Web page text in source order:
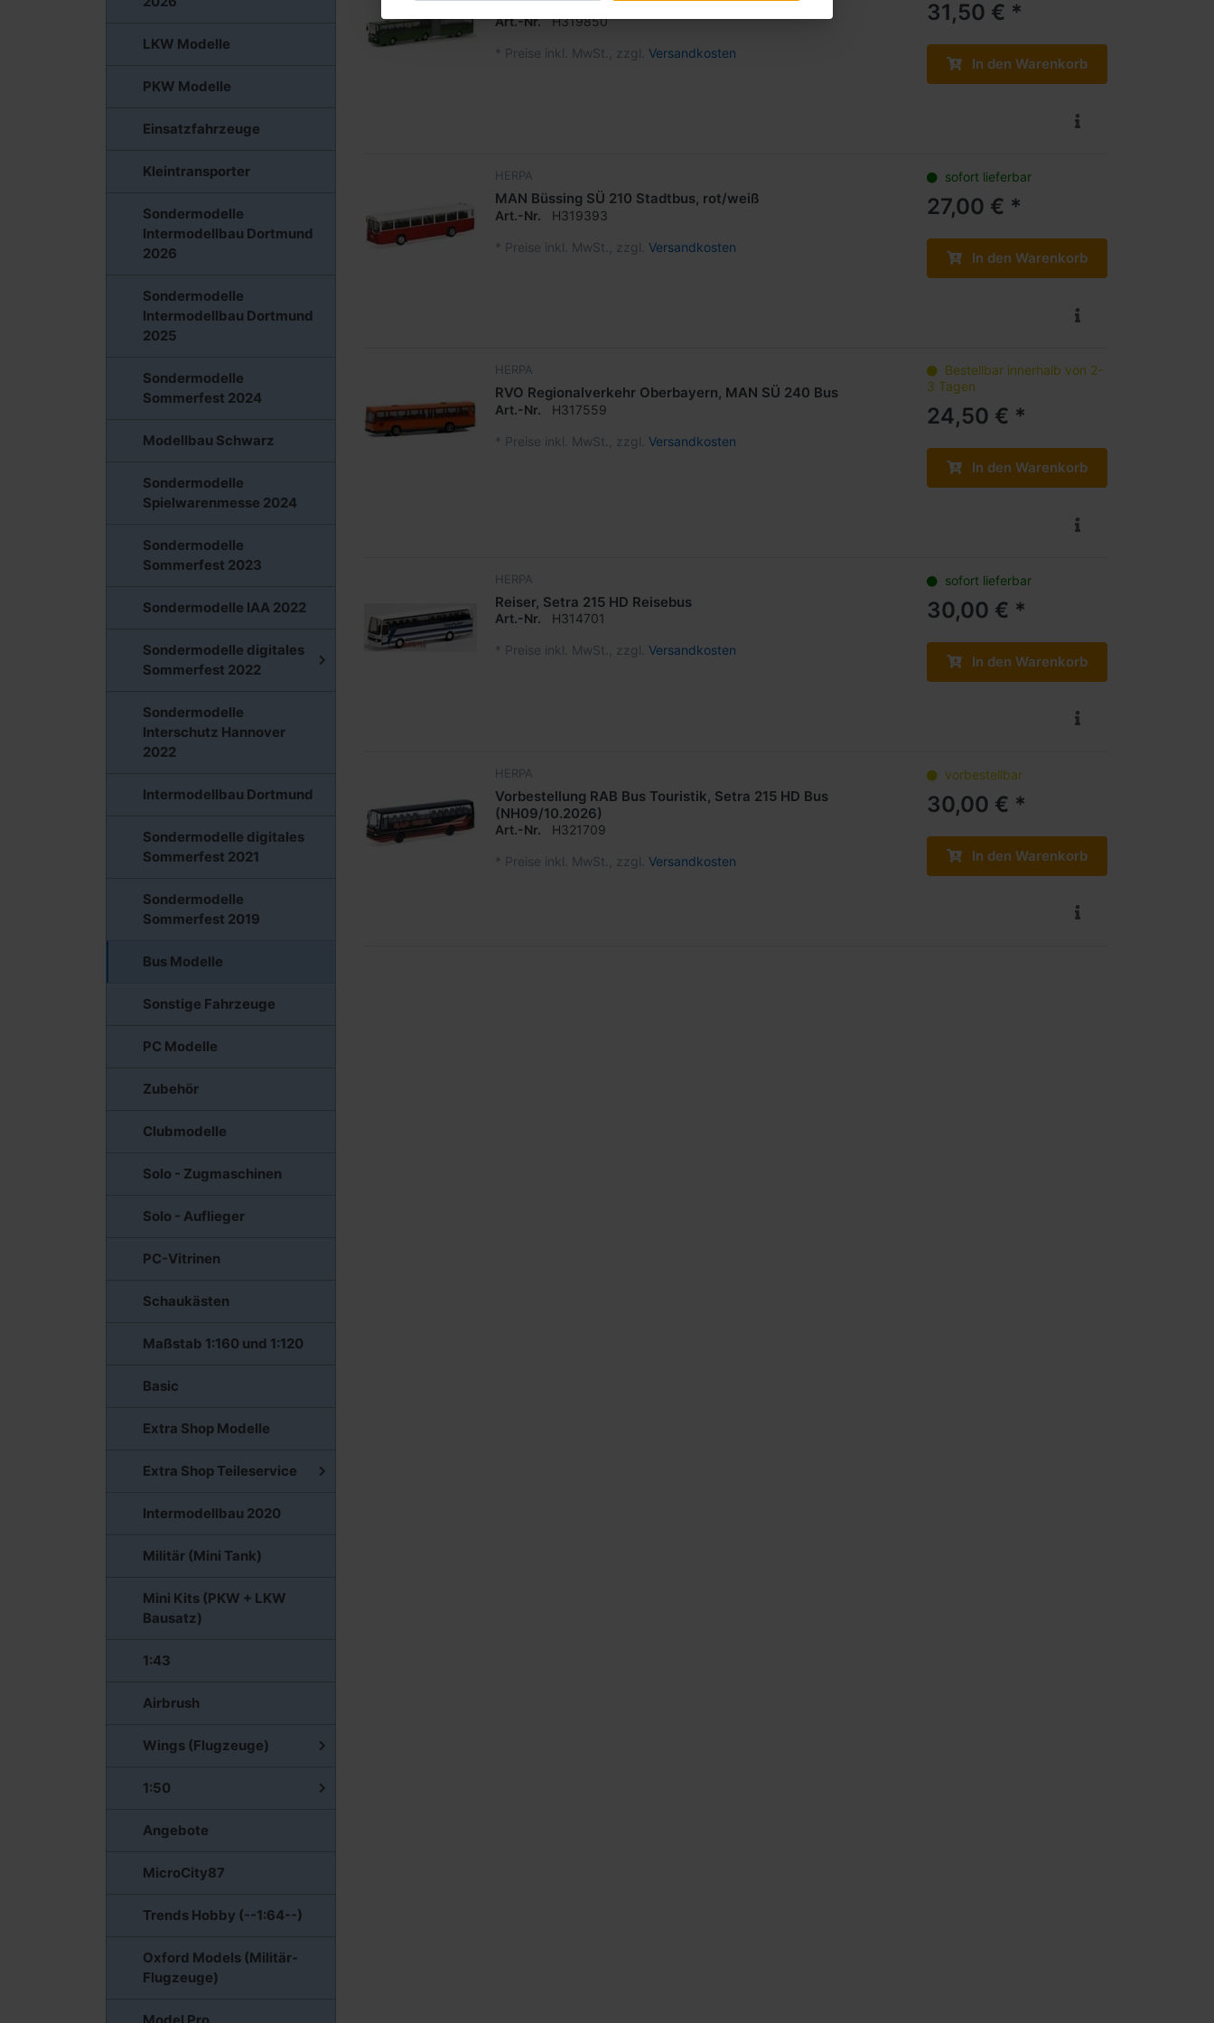
LKW Modelle
PKW Modelle
Einsatzfahrzeuge
Kleintransporter
Sondermodelle
Intermodellbau Dortmund
2026
Sondermodelle
Intermodellbau Dortmund
2025
Sondermodelle
Sommerfest 2024
Modellbau Schwarz
Sondermodelle
Spielwarenmesse 2024
Sondermodelle
Sommerfest 2023
Sondermodelle IAA 2022
Sondermodelle digitales
Sommerfest 2022
Sondermodelle
Interschutz Hannover
2022
Intermodellbau Dortmund
Sondermodelle digitales
Sommerfest 2021
Sondermodelle
Sommerfest 2019
Bus Modelle
Sonstige Fahrzeuge
PC Modelle
Zubehör
Clubmodelle
Solo - Zugmaschinen
Solo - Auflieger
PC-Vitrinen
Schaukästen
Maßstab 1:160 und 1:120
Basic
Extra Shop Modelle
Extra Shop Teileservice
Intermodellbau 2020
Militär (Mini Tank)
Mini Kits (PKW + LKW
Bausatz)
1:43
Airbrush
Wings (Flugzeuge)
1:50
Angebote
MicroCity87
Trends Hobby (--1:64--)
Oxford Models (Militär-
Flugzeuge)
Autokraft, Setra S221UL Gelenkbus
Art.-Nr. H319850
* Preise inkl. MwSt., zzgl. Versandkosten
31,50 € *
In den Warenkorb
HERPA
MAN Büssing SÜ 210 Stadtbus, rot/weiß
Art.-Nr. H319393
* Preise inkl. MwSt., zzgl. Versandkosten
sofort lieferbar
27,00 € *
In den Warenkorb
HERPA
RVO Regionalverkehr Oberbayern, MAN SÜ 240 Bus
Art.-Nr. H317559
* Preise inkl. MwSt., zzgl. Versandkosten
Bestellbar innerhalb von 2-
3 Tagen
24,50 € *
In den Warenkorb
HERPA
Reiser, Setra 215 HD Reisebus
Art.-Nr. H314701
* Preise inkl. MwSt., zzgl. Versandkosten
sofort lieferbar
30,00 € *
In den Warenkorb
HERPA
Vorbestellung RAB Bus Touristik, Setra 215 HD Bus
(NH09/10.2026)
Art.-Nr. H321709
* Preise inkl. MwSt., zzgl. Versandkosten
vorbestellbar
30,00 € *
In den Warenkorb